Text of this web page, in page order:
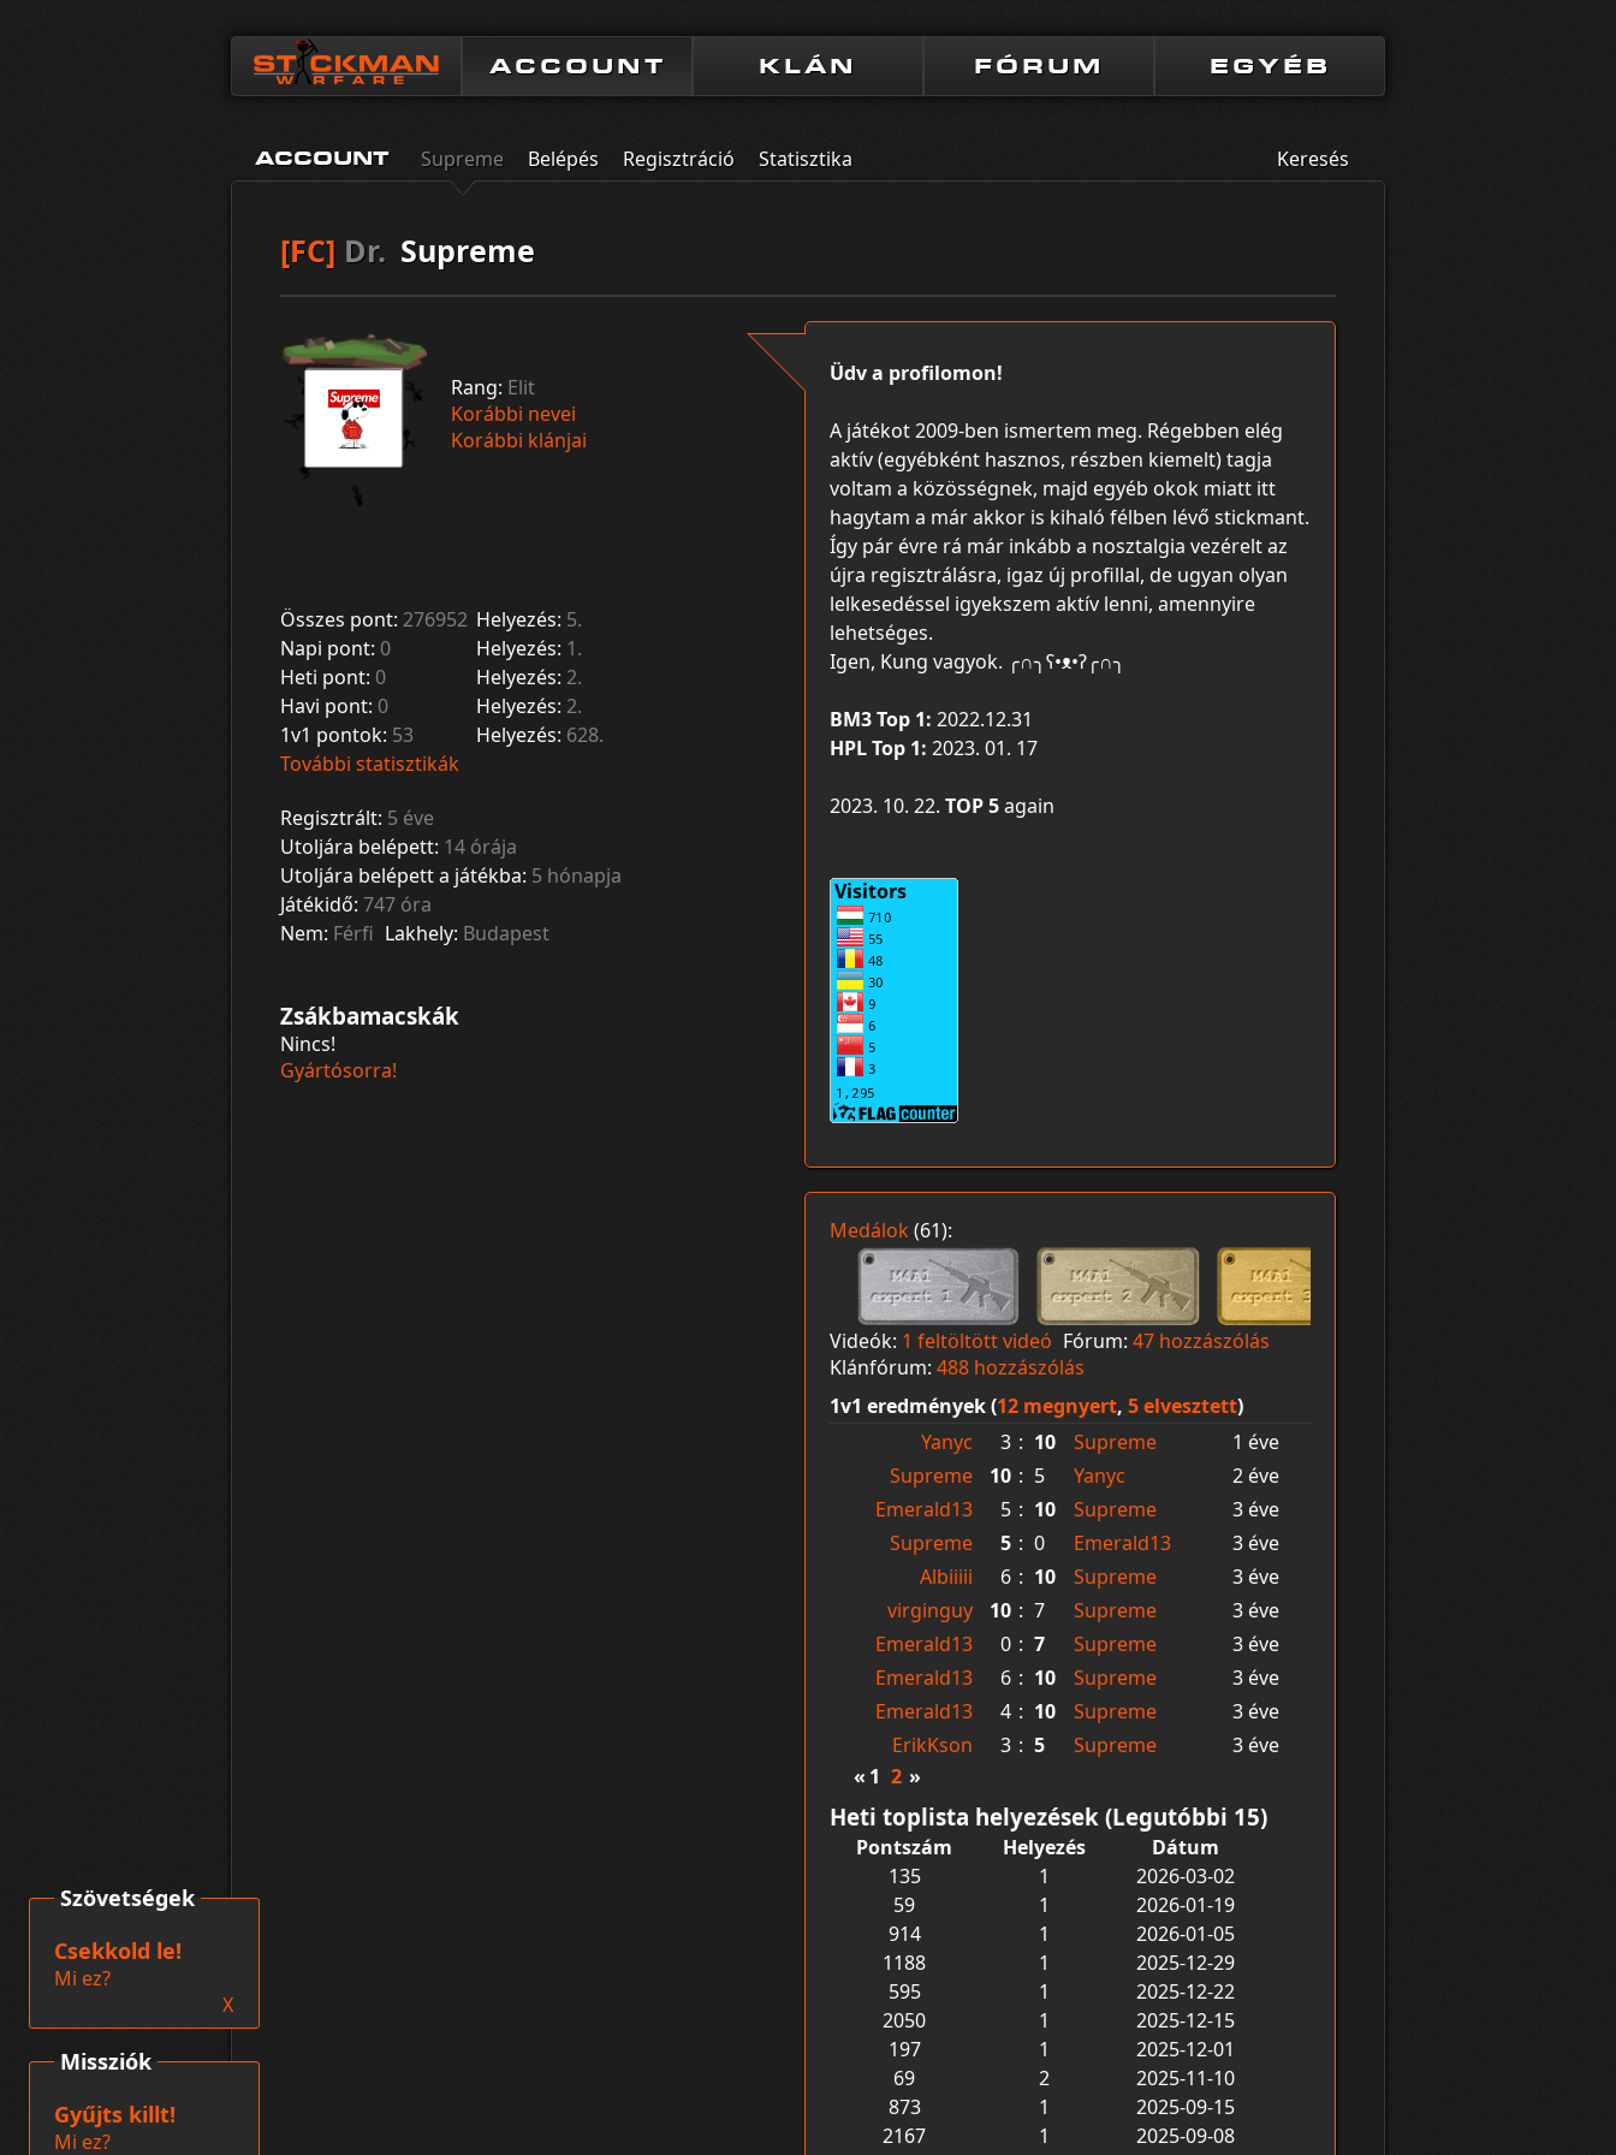
ACCOUNT KLÁN FÓRUM EGYÉB
ACCOUNT Supreme Belépés Regisztráció Statisztika Keresés
[FC] Dr. Supreme
Rang: Elit
Korábbi nevei
Korábbi klánjai
Összes pont: 276952 Helyezés: 5.
Napi pont: 0 Helyezés: 1.
Heti pont: 0 Helyezés: 2.
Havi pont: 0 Helyezés: 2.
1v1 pontok: 53 Helyezés: 628.
További statisztikák
Regisztrált: 5 éve
Utoljára belépett: 14 órája
Utoljára belépett a játékba: 5 hónapja
Játékidő: 747 óra
Nem: Férfi Lakhely: Budapest
Zsákbamacskák
Nincs!
Gyártósorra!
Üdv a profilomon!
A játékot 2009-ben ismertem meg. Régebben elég
aktív (egyébként hasznos, részben kiemelt) tagja
voltam a közösségnek, majd egyéb okok miatt itt
hagytam a már akkor is kihaló félben lévő stickmant.
Így pár évre rá már inkább a nosztalgia vezérelt az
újra regisztrálásra, igaz új profillal, de ugyan olyan
lelkesedéssel igyekszem aktív lenni, amennyire
lehetséges.
Igen, Kung vagyok. ╭∩╮ʕ•ᴥ•ʔ╭∩╮
BM3 Top 1: 2022.12.31
HPL Top 1: 2023. 01. 17
2023. 10. 22. TOP 5again
Medálok (61):
Videók: 1 feltöltött videó Fórum: 47 hozzászólás
Klánfórum: 488 hozzászólás
1v1 eredmények (12 megnyert, 5 elvesztett)
Yanyc
3 : 10 Supreme
1 éve
Supreme
10 : 5 Yanyc
2 éve
Emerald13
5 : 10 Supreme
3 éve
Supreme
5 : 0 Emerald13
3 éve
Albiiiii
6 : 10 Supreme
3 éve
virginguy
10 : 7 Supreme
3 éve
Emerald13
0 : 7 Supreme
3 éve
Emerald13
6 : 10 Supreme
3 éve
Emerald13
4 : 10 Supreme
3 éve
ErikKson
3 : 5 Supreme
3 éve
« 1 2 »
Heti toplista helyezések (Legutóbbi 15)
Pontszám Helyezés
Dátum
135
1
2026-03-02
59
1
2026-01-19
914
1
2026-01-05
1188
1
2025-12-29
595
1
2025-12-22
2050
1
2025-12-15
197
1
2025-12-01
69
2
2025-11-10
873
1
2025-09-15
2167
1
2025-09-08
Missziók
Gyűjts killt!
Mi ez?
Szövetségek
Csekkold le!
Mi ez?
X